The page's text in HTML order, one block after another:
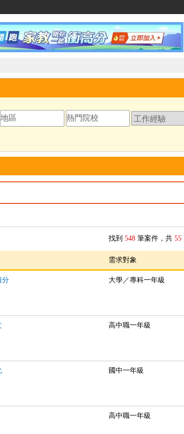
找到 548 筆案件，共 55
需求對象
分 大學／專科一年級
高中職一年級
國中一年級
高中職一年級